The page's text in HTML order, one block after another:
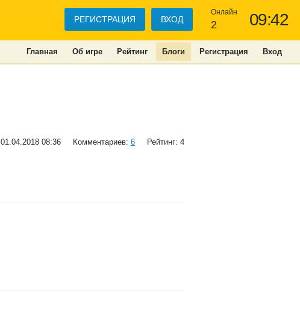
09:42
Онлайн
2
РЕГИСТРАЦИЯ ВХОД
Главная Об игре Рейтинг Блоги Регистрация Вход
01.04.2018 08:36 Комментариев: 6 Рейтинг: 4